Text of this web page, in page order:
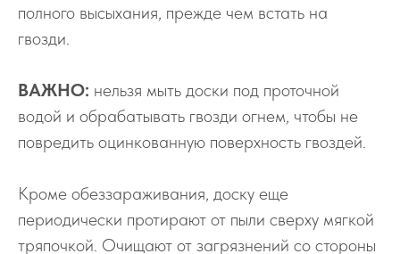
полного высыхания, прежде чем встать на
гвозди.
ВАЖНО: нельзя мыть доски под проточной
водой и обрабатывать гвозди огнем, чтобы не
повредить оцинкованную поверхность гвоздей.
Кроме обеззараживания, доску еще
периодически протирают от пыли сверху мягкой
тряпочкой. Очищают от загрязнений со стороны